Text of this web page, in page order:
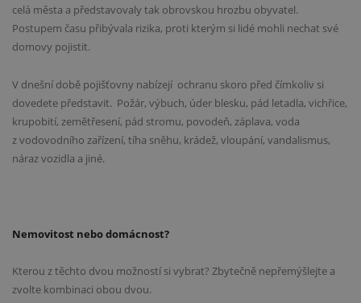
celá města a představovaly tak obrovskou hrozbu obyvatel.
Postupem času přibývala rizika, proti kterým si lidé mohli nechat své
domovy pojistit.
V dnešní době pojišťovny nabízejí ochranu skoro před čímkoliv si
dovedete představit. Požár, výbuch, úder blesku, pád letadla, vichřice,
krupobití, zemětřesení, pád stromu, povodeň, záplava, voda
z vodovodního zařízení, tíha sněhu, krádež, vloupání, vandalismus,
náraz vozidla a jiné.
Nemovitost nebo domácnost?
Kterou z těchto dvou možností si vybrat? Zbytečně nepřemýšlejte a
zvolte kombinaci obou dvou.